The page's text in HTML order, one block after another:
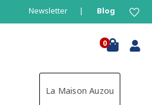
Newsletter Blog
0
La Maison Auzou